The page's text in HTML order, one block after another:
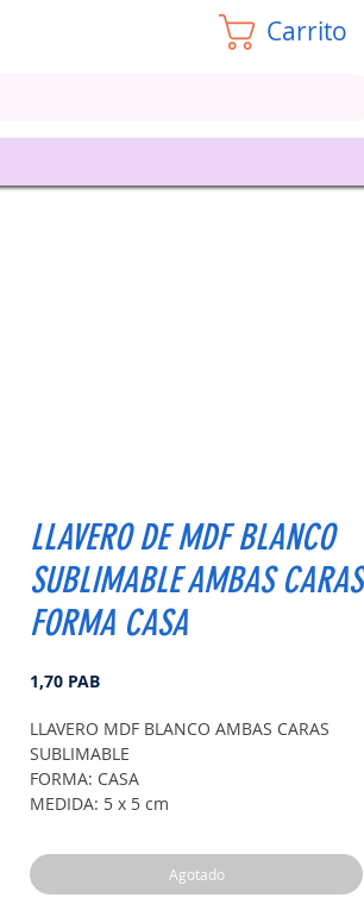
Carrito
LLAVERO DE MDF BLANCO
SUBLIMABLE AMBAS CARAS
FORMA CASA
1,70 PABPrecio
LLAVERO MDF BLANCO AMBAS CARAS
SUBLIMABLE
FORMA: CASA
MEDIDA: 5 x 5 cm
Agotado